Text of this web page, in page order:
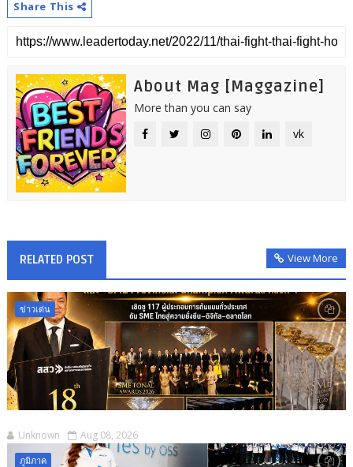
Share This
About Mag [Maggazine]
More than you can say
vk
RELATED POST View More
ข่าวเด่น
Unknown Aug 08, 2026
ภูมิภาค